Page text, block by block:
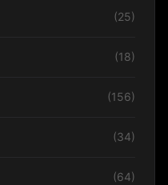
(25)
(18)
(156)
(34)
(64)